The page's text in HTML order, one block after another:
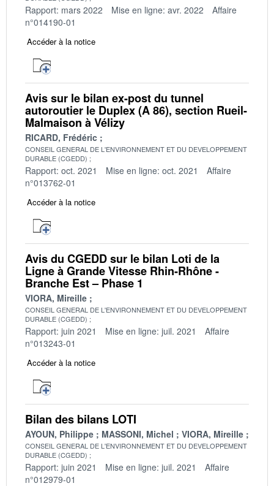
Rapport: mars 2022 Mise en ligne: avr. 2022
Affaire
n°014190-01
Accéder à la notice
Avis sur le bilan ex-post du tunnel
autoroutier le Duplex (A 86), section Rueil-
Malmaison à Vélizy
RICARD, Frédéric
CONSEIL GENERAL DE L'ENVIRONNEMENT ET DU DEVELOPPEMENT
DURABLE (CGEDD)
Rapport: oct. 2021 Mise en ligne: oct. 2021
Affaire
n°013762-01
Accéder à la notice
Avis du CGEDD sur le bilan Loti de la
Ligne à Grande Vitesse Rhin-Rhône -
Branche Est – Phase 1
VIORA, Mireille
CONSEIL GENERAL DE L'ENVIRONNEMENT ET DU DEVELOPPEMENT
DURABLE (CGEDD)
Rapport: juin 2021 Mise en ligne: juil. 2021
Affaire
n°013243-01
Accéder à la notice
Bilan des bilans LOTI
AYOUN, Philippe MASSONI, Michel VIORA, Mireille
CONSEIL GENERAL DE L'ENVIRONNEMENT ET DU DEVELOPPEMENT
DURABLE (CGEDD)
Rapport: juin 2021 Mise en ligne: juil. 2021
Affaire
n°012979-01